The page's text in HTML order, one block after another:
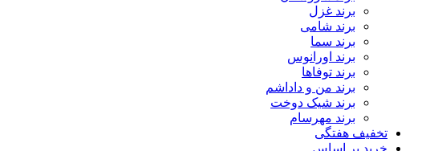
برند غزل
برند شامی
برند سما
برند اورانوس
برند توفاها
برند من و داداشم
برند شیک دوخت
برند مهرسام
تخفیف هفتگی